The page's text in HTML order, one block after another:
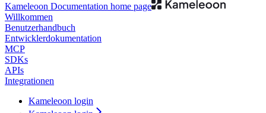
Kameleoon Documentation home page
Willkommen
Benutzerhandbuch
Entwicklerdokumentation
MCP
SDKs
APIs
Integrationen
Kameleoon login